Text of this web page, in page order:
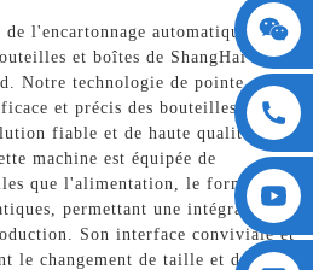
l'encartonnage automatique avec
et boîtes de ShangHai
Notre technologie de pointe
et précis des bouteilles sous
fiable et de haute qualité pour
machine est équipée de
que l'alimentation, le formage, le
permettant une intégration
Son interface conviviale et
le changement de taille et de